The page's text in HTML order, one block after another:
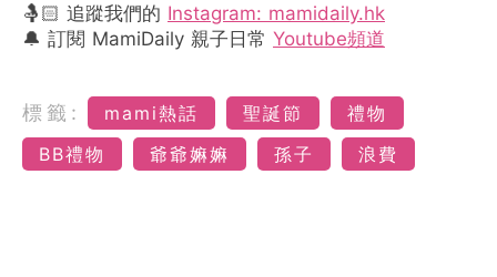
🤱🏻 追蹤我們的 Instagram: mamidaily.hk
🔔 訂閱 MamiDaily 親子日常 Youtube頻道
標籤: mami熱話 聖誕節
禮物
BB禮物
爺爺嫲嫲 孫子 浪費